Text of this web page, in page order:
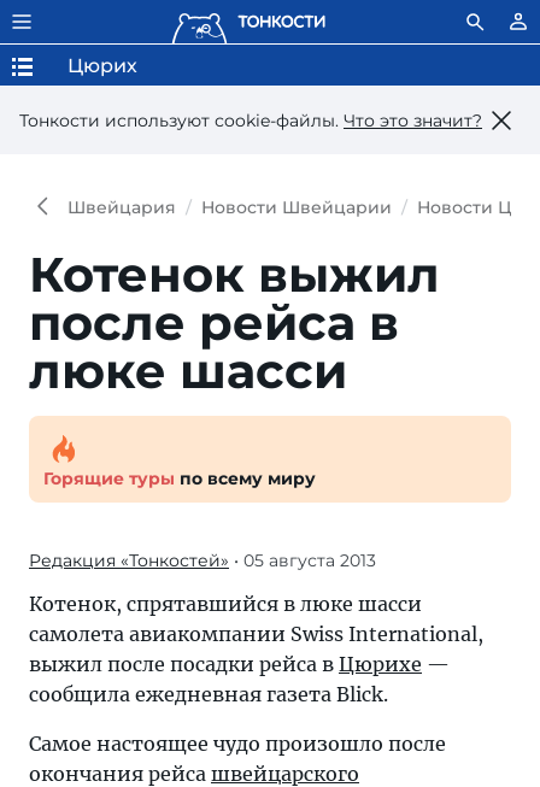
Тонкости используют сookie-файлы. Что это значит?
Цюрих
Швейцария Новости Швейцарии Новости
Котенок выжил
после рейса в
люке шасси
Горящие туры по всему миру
Редакция «Тонкостей» • 05 августа 2013
Котенок, спрятавшийся в люке шасси
самолета авиакомпании Swiss International,
выжил после посадки рейса в Цюрихе —
сообщила ежедневная газета Blick.
Самое настоящее чудо произошло после
окончания рейса швейцарского